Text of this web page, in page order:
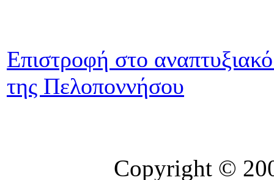
Επιστροφή στο
της Πελοποννήσου
Copyright ©